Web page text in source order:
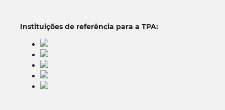
Instituições de referência para a TPA: